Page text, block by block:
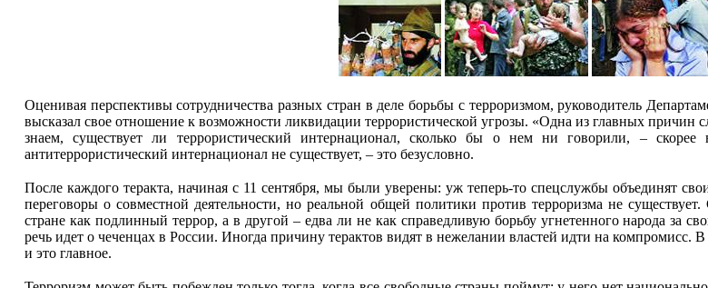
Оценивая перспективы сотрудничества разных стран в деле борьбы с терроризмом, руководитель
высказал свое отношение к возможности ликвидации террористической угрозы. «Одна из главных
знаем, существует ли террористический интернационал, сколько бы о нем ни говорили, –
антитеррористический интернационал не существует, – это безусловно.
После каждого теракта, начиная с 11 сентября, мы были уверены: уж теперь-то спецслужбы объединят
переговоры о совместной деятельности, но реальной общей политики против терроризма не
стране как подлинный террор, а в другой – едва ли не как справедливую борьбу угнетенного народа за
речь идет о чеченцах в России. Иногда причину терактов видят в нежелании властей идти на компромисс.
и это главное.